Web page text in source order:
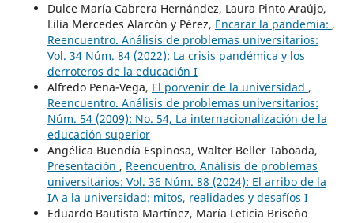
Dulce María Cabrera Hernández, Laura Pinto Araújo,
Lilia Mercedes Alarcón y Pérez, Encarar la pandemia: ,
Reencuentro. Análisis de problemas universitarios:
Vol. 34 Núm. 84 (2022): La crisis pandémica y los
derroteros de la educación I
Alfredo Pena-Vega, El porvenir de la universidad ,
Reencuentro. Análisis de problemas universitarios:
Núm. 54 (2009): No. 54, La internacionalización de la
educación superior
Angélica Buendía Espinosa, Walter Beller Taboada,
Presentación , Reencuentro. Análisis de problemas
universitarios: Vol. 36 Núm. 88 (2024): El arribo de la
IA a la universidad: mitos, realidades y desafíos I
Eduardo Bautista Martínez, María Leticia Briseño